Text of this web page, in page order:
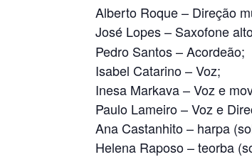
Alberto Roque – Direção
José Lopes – Saxofone
Pedro Santos – Acordeão;
Isabel Catarino – Voz;
Inesa Markava – Voz e
Paulo Lameiro – Voz e
Ana Castanhito – harpa
Helena Raposo – teorba